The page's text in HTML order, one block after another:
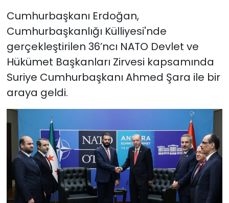
Cumhurbaşkanı Erdoğan,
Cumhurbaşkanlığı Külliyesi'nde
gerçekleştirilen 36’ncı⁠ ⁠NATO Devlet ve
Hükümet Başkanları Zirvesi kapsamında
Suriye Cumhurbaşkanı Ahmed Şara ile bir
araya geldi.